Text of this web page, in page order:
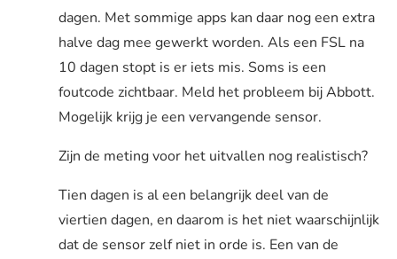
dagen. Met sommige apps kan daar nog een extra
halve dag mee gewerkt worden. Als een FSL na
10 dagen stopt is er iets mis. Soms is een
foutcode zichtbaar. Meld het probleem bij Abbott.
Mogelijk krijg je een vervangende sensor.
Zijn de meting voor het uitvallen nog realistisch?
Tien dagen is al een belangrijk deel van de
viertien dagen, en daarom is het niet waarschijnlijk
dat de sensor zelf niet in orde is. Een van de